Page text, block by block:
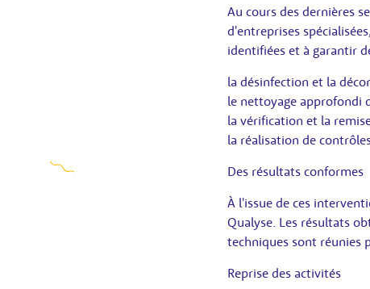
Au cours des dernières
d'entreprises
identifiées et à garantir
la désinfection et la
le nettoyage approfondi
la vérification et la
la réalisation de
Des résultats conformes
À l'issue de ces
Qualyse. Les résultats
techniques sont réunies
Reprise des activités